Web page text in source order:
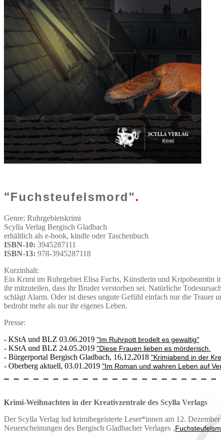
"Fuchsteufelsmord".
Genre: Ruhrgebietskrimi
Scylla Verlag Bergisch Gladbach
erhältlich als e-book, kindle oder Taschenbuch
ISBN-10: 3945287111
ISBN-13: 978-3945287118
Kurzinhalt:
Ein Krimi im Ruhrgebiet Elisa Fuchs, Künstlerin und Kripobeamtin
ihr mitzuteilen, dass ihr Bruder verstorben sei. Natürliche
schlägt Alarm. Oder ist dieses ungute Gefühl einfach nur die Trauer
bedroht mehr als nur ihr eigenes Leben.
Presse:
- KStA und BLZ 03.06.2019 "Im Ruhrpott brodelt es gewaltig"
- KStA und BLZ 24.05.2019 "Diese Frauen lieben es mörderisch.
- Bürgerportal Bergisch Gladbach, 16,12,2018 "Krimiabend in der
- Oberberg aktuell, 03.01.2019 "Im Roman und wahren Leben auf
Krimi-Weihnachten in der Kreativzentrale des Scylla Verlags
Der Scylla Verlag lud krimibegeisterte Leser*innen am 12.
Neuerscheinungen des Bergisch Gladbacher Verlages ‚